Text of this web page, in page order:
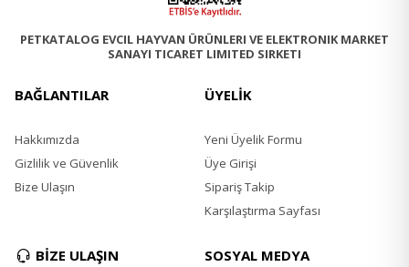
PETKATALOG EVCIL HAYVAN ÜRÜNLERI VE ELEKTRONIK MARKET
SANAYI TICARET LIMITED SIRKETI
BAĞLANTILAR
Hakkımızda
Gizlilik ve Güvenlik
Bize Ulaşın
ÜYELİK
Yeni Üyelik Formu
Üye Girişi
Sipariş Takip
Karşılaştırma Sayfası
BİZE ULAŞIN SOSYAL MEDYA